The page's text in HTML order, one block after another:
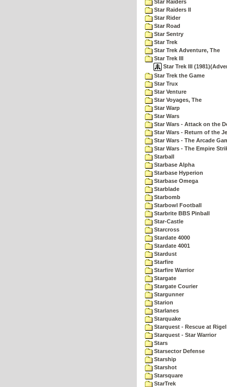
Star Raiders
Star Raiders II
Star Rider
Star Road
Star Sentry
Star Trek
Star Trek Adventure, The
Star Trek III
Star Trek III
Star Trek the Game
Star Trux
Star Venture
Star Voyages, The
Star Warp
Star Wars
Star Wars - Attack on the
Star Wars - Return of the
Star Wars - The Arcade
Star Wars - The Empire
Starball
Starbase Alpha
Starbase Hyperion
Starbase Omega
Starblade
Starbomb
Starbowl Football
Starbrite BBS Pinball
Star-Castle
Starcross
Stardate 4000
Stardate 4001
Stardust
Starfire
Starfire Warrior
Stargate
Stargate Courier
Stargunner
Starion
Starlanes
Starquake
Starquest - Rescue at Rigel
Starquest - Star Warrior
Stars
Starsector Defense
Starship
Starshot
Starsquare
StarTrek